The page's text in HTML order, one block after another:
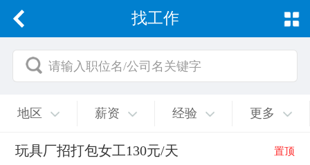
找工作
请输入职位名/公司名关键字
地区 薪资 经验 更多
玩具厂招打包女工130元/天 置顶